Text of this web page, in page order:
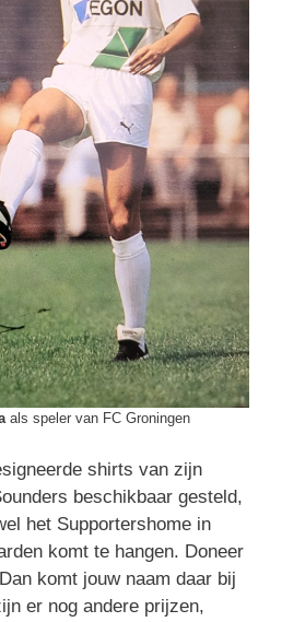
als speler van FC Groningen
shirts van zijn
beschikbaar gesteld,
het Supportershome in
komt te hangen. Doneer
komt jouw naam daar bij
er nog andere prijzen,